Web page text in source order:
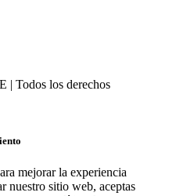
| Todos los derechos
mejorar la experiencia
nuestro sitio web, aceptas